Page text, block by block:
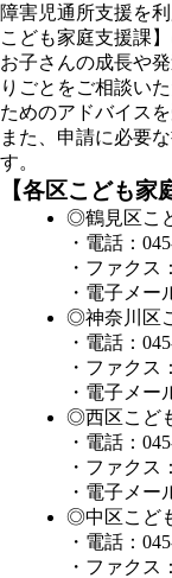
障害児通所支援を
こども家庭支援課
お子さんの成長や
りごとをご相談い
ためのアドバイスを
また、申請に必要
す。
【各区こども家
◎鶴見区こ
・電話：
・ファクス
・電子メー
◎神奈川区
・電話：
・ファクス
・電子メー
◎西区こど
・電話：
・ファクス
・電子メー
◎中区こど
・電話：
・ファクス